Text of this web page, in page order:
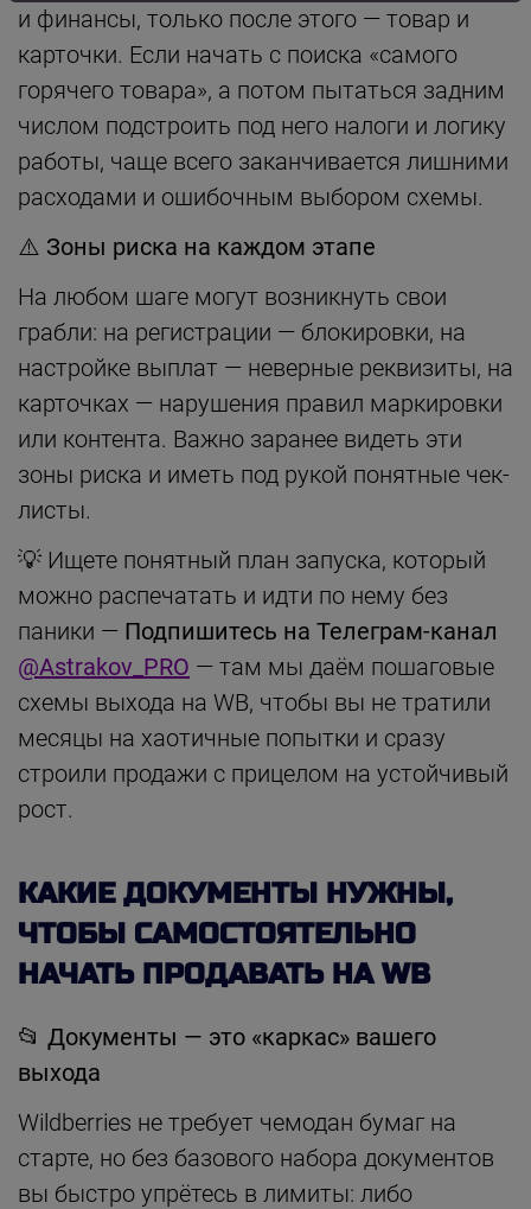
и финансы, только после этого — товар и
карточки. Если начать с поиска «самого
горячего товара», а потом пытаться задним
числом подстроить под него налоги и логику
работы, чаще всего заканчивается лишними
расходами и ошибочным выбором схемы.
⚠️ Зоны риска на каждом этапе
На любом шаге могут возникнуть свои
грабли: на регистрации — блокировки, на
настройке выплат — неверные реквизиты, на
карточках — нарушения правил маркировки
или контента. Важно заранее видеть эти
зоны риска и иметь под рукой понятные чек-
листы.
💡 Ищете понятный план запуска, который
можно распечатать и идти по нему без
паники — Подпишитесь на Телеграм-канал
@Astrakov_PRO — там мы даём пошаговые
схемы выхода на WB, чтобы вы не тратили
месяцы на хаотичные попытки и сразу
строили продажи с прицелом на устойчивый
рост.
КАКИЕ ДОКУМЕНТЫ НУЖНЫ,
ЧТОБЫ САМОСТОЯТЕЛЬНО
НАЧАТЬ ПРОДАВАТЬ НА WB
📂 Документы — это «каркас» вашего
выхода
Wildberries не требует чемодан бумаг на
старте, но без базового набора документов
вы быстро упрётесь в лимиты: либо